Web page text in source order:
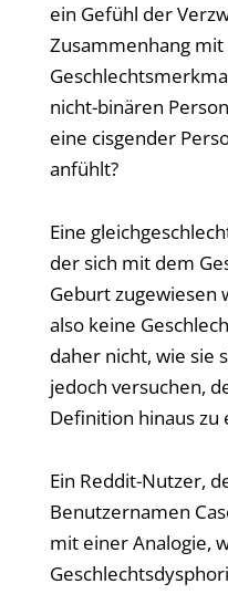
ein Gefühl der
Zusammenhang mit
nicht-binären
eine cisgender
anfühlt?
Eine
der sich mit dem
Geburt
also keine
daher nicht, wie sie
jedoch versuchen,
Definition hinaus zu
Ein Reddit-Nutzer,
Benutzernamen
mit einer Analogie,